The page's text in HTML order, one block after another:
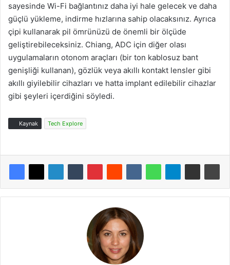
sayesinde Wi-Fi bağlantınız daha iyi hale gelecek ve daha
güçlü yükleme, indirme hızlarına sahip olacaksınız. Ayrıca
çipi kullanarak pil ömrünüzü de önemli bir ölçüde
geliştirebileceksiniz. Chiang, ADC için diğer olası
uygulamaların otonom araçları (bir ton kablosuz bant
genişliği kullanan), gözlük veya akıllı kontakt lensler gibi
akıllı giyilebilir cihazları ve hatta implant edilebilir cihazlar
gibi şeyleri içerdiğini söyledi.
Kaynak Tech Explore